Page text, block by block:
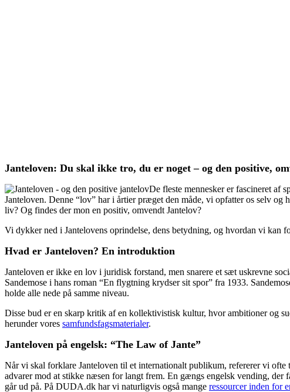
Janteloven: Du skal ikke tro, du er noget – og den positive,
De fleste mennesker er fascineret af
Janteloven. Denne “lov” har i årtier præget den måde, vi opfatter os selv
liv? Og findes der mon en positiv, omvendt Jantelov?
Vi dykker ned i Jantelovens oprindelse, dens betydning, og hvordan vi
Hvad er Janteloven? En introduktion
Janteloven er ikke en lov i juridisk forstand, men snarere et sæt uskrevne
Sandemose i hans roman “En flygtning krydser sit spor” fra 1933.
holde alle nede på samme niveau.
Disse bud er en skarp kritik af en kollektivistisk kultur, hvor ambitioner og
herunder vores samfundsfagsmaterialer.
Janteloven på engelsk: “The Law of Jante”
Når vi skal forklare Janteloven til et internationalt publikum, refererer vi
advarer mod at stikke næsen for langt frem. En gængs engelsk vending, der
går ud på. På DUDA.dk har vi naturligvis også mange ressourcer inden for